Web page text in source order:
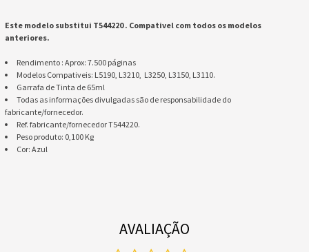
Este modelo substitui T544220 . Compativel com todos os modelos
anteriores.
​Rendimento : Aprox: 7.500 páginas
​Modelos Compativeis: L5190, L3210, L3250, L3150, L3110.
Garrafa de Tinta de 65ml
Todas as informações divulgadas são de responsabilidade do
fabricante/fornecedor.
Ref. fabricante/fornecedor T544220.
Peso produto: 0,100 Kg
​Cor: Azul
AVALIAÇÃO